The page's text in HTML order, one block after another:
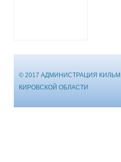
© 2017 АДМИНИСТРАЦИЯ
КИРОВСКОЙ ОБЛАСТИ